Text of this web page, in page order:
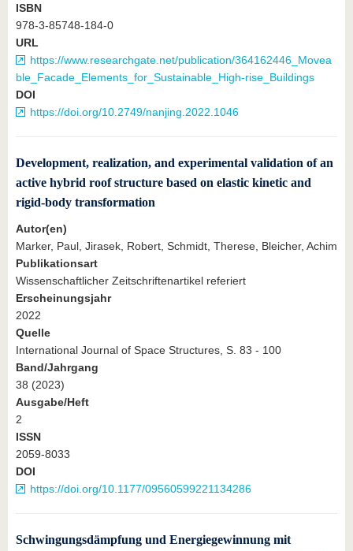
ISBN
978-3-85748-184-0
URL
https://www.researchgate.net/publication/364162446_Movea
ble_Facade_Elements_for_Sustainable_High-rise_Buildings
DOI
https://doi.org/10.2749/nanjing.2022.1046
Development, realization, and experimental validation of an
active hybrid roof structure based on elastic kinetic and
rigid-body transformation
Autor(en)
Marker, Paul, Jirasek, Robert, Schmidt, Therese, Bleicher, Achim
Publikationsart
Wissenschaftlicher Zeitschriftenartikel referiert
Erscheinungsjahr
2022
Quelle
International Journal of Space Structures, S. 83 - 100
Band/Jahrgang
38 (2023)
Ausgabe/Heft
2
ISSN
2059-8033
DOI
https://doi.org/10.1177/09560599221134286
Schwingungsdämpfung und Energiegewinnung mit